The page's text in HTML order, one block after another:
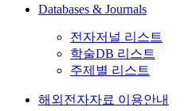
Databases & Journals
전자저널 리스트
학술DB 리스트
주제별 리스트
해외전자자료 이용안내